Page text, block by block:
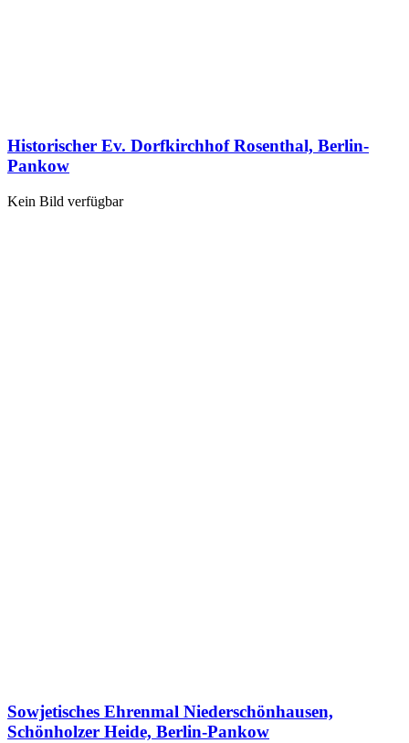
Historischer Ev. Dorfkirchhof Rosenthal, Berlin-
Pankow
Kein Bild verfügbar
Sowjetisches Ehrenmal Niederschönhausen,
Schönholzer Heide, Berlin-Pankow